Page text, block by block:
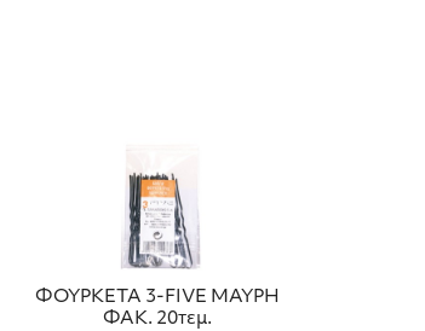
ΦΟΥΡΚΕΤΑ 3-FIVE ΜΑΥΡΗ
ΦΑΚ. 20τεμ.